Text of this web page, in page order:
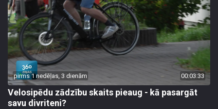
pirms 1 nedēļas, 3 dienām 00:03:33
Velosipēdu zādzību skaits pieaug - kā pasargāt
savu divriteni?